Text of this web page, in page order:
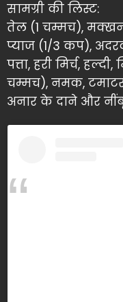
सामग्री की लिस्ट:
तेल (1 चम्मच), मक्खन
प्याज (1/3 कप),
पत्ता, हरी मिर्च,
चम्मच), नमक,
अनार के दाने और